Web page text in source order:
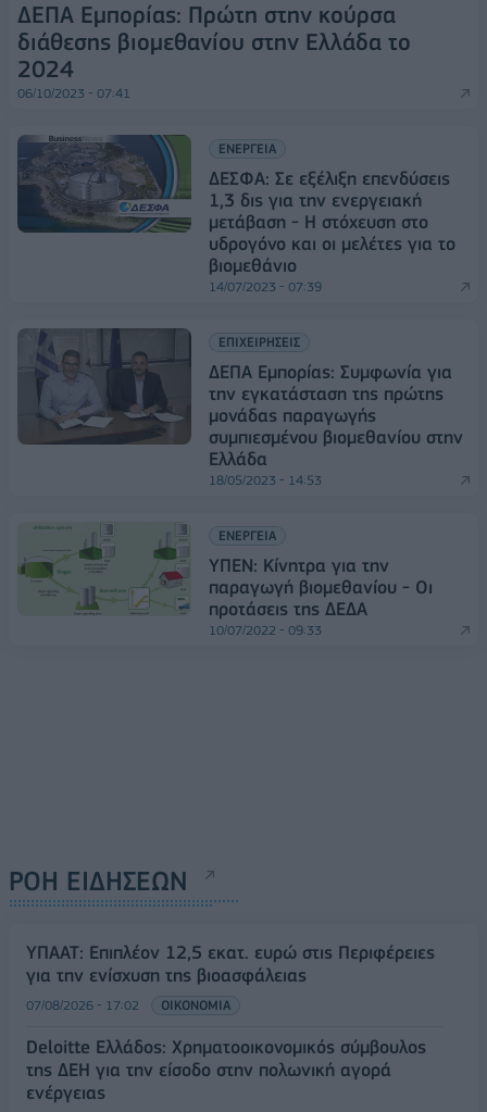
ΔΕΠΑ Εμπορίας: Πρώτη στην κούρσα
διάθεσης βιομεθανίου στην Ελλάδα το
2024
06/10/2023 - 07:41
ΕΝΕΡΓΕΙΑ
ΔΕΣΦΑ: Σε εξέλιξη επενδύσεις
1,3 δις για την ενεργειακή
μετάβαση - Η στόχευση στο
υδρογόνο και οι μελέτες για το
βιομεθάνιο
14/07/2023 - 07:39
ΕΠΙΧΕΙΡΗΣΕΙΣ
ΔΕΠΑ Εμπορίας: Συμφωνία για
την εγκατάσταση της πρώτης
μονάδας παραγωγής
συμπιεσμένου βιομεθανίου στην
Ελλάδα
18/05/2023 - 14:53
ΕΝΕΡΓΕΙΑ
ΥΠΕΝ: Κίνητρα για την
παραγωγή βιομεθανίου - Οι
προτάσεις της ΔΕΔΑ
10/07/2022 - 09:33
ΡΟΗ ΕΙΔΗΣΕΩΝ
ΥΠΑΑΤ: Επιπλέον 12,5 εκατ. ευρώ στις Περιφέρειες
για την ενίσχυση της βιοασφάλειας
07/08/2026 - 17:02 ΟΙΚΟΝΟΜΙΑ
Deloitte Ελλάδος: Χρηματοοικονομικός σύμβουλος
της ΔΕΗ για την είσοδο στην πολωνική αγορά
ενέργειας